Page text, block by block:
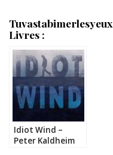
Livres :
Idiot Wind –
Peter Kaldheim